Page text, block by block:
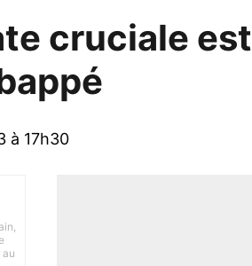
cruciale est
à 17h30